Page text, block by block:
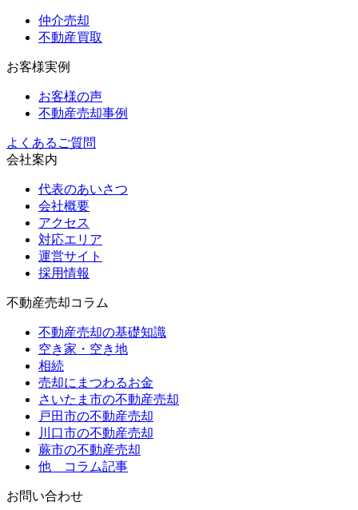
仲介売却
不動産買取
お客様実例
お客様の声
不動産売却事例
よくあるご質問
会社案内
代表のあいさつ
会社概要
アクセス
対応エリア
運営サイト
採用情報
不動産売却コラム
不動産売却の基礎知識
空き家・空き地
相続
売却にまつわるお金
さいたま市の不動産売却
戸田市の不動産売却
川口市の不動産売却
蕨市の不動産売却
他 コラム記事
お問い合わせ